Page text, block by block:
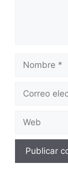
Nombre
Correo
Web